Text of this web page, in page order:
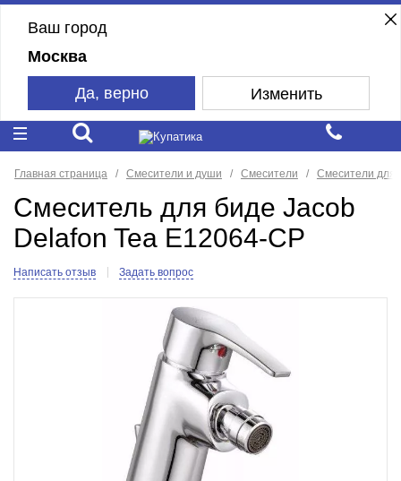
Ваш город
Москва
Да, верно Изменить
Главная страница Смесители и души Смесители Смесители для
Смеситель для биде Jacob
Delafon Tea E12064-CP
Написать отзыв Задать вопрос